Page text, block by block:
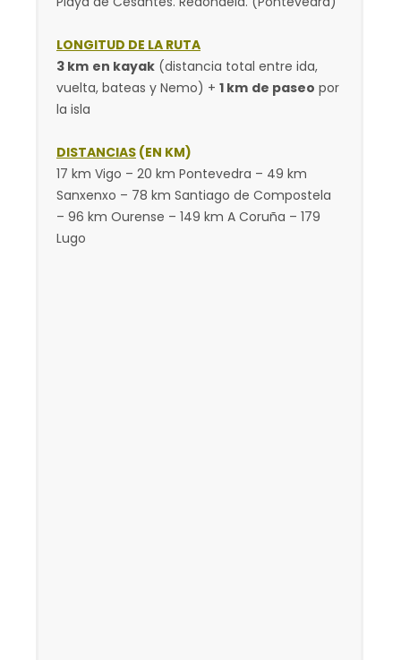
LONGITUD DE LA RUTA
3 km en kayak (distancia total entre ida,
vuelta, bateas y Nemo) + 1 km de paseo por
la isla
DISTANCIAS (EN KM)
17 km Vigo – 20 km Pontevedra – 49 km
Sanxenxo – 78 km Santiago de Compostela
– 96 km Ourense – 149 km A Coruña – 179
Lugo